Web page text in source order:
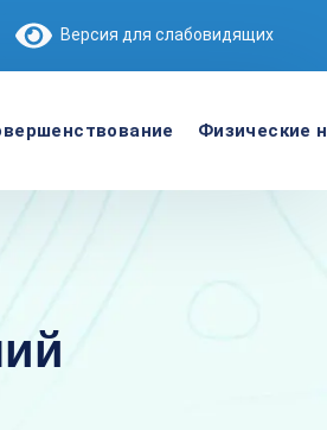
Версия для слабовидящих
Физические